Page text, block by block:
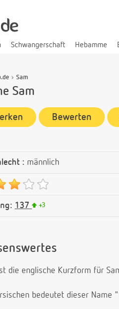
Schwangerschaft Hebamme
Sam
Sam
Bewerten
: männlich
137 +3
die englische Kurzform für
bedeutet dieser Name